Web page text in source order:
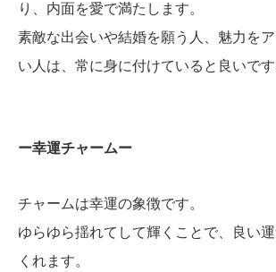
り、内面を愛で満たします。
素敵な出会いや結婚を願う人、魅力を
い人は、常に身に付けていると良いです
ー幸運チャームー
チャームは幸運の象徴です。
ゆらゆら揺れてして輝くことで、良い
くれます。